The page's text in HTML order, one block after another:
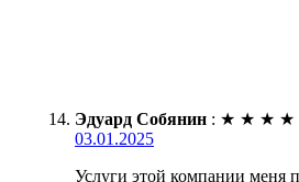
Эдуард Собянин : ★ ★ ★ ★
03.01.2025
Услуги этой компании меня